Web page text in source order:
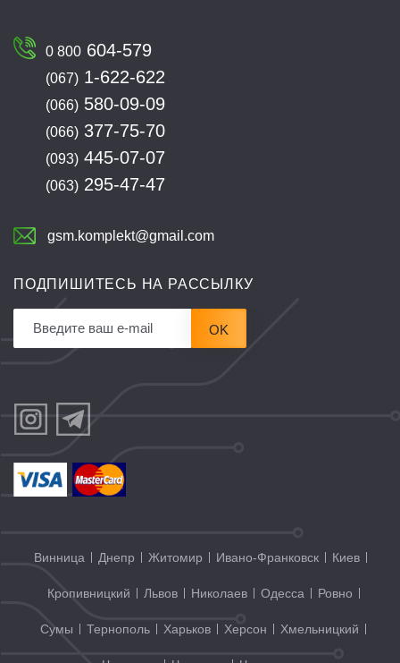
0 800 604-579
(067) 1-622-622
(066) 580-09-09
(066) 377-75-70
(093) 445-07-07
(063) 295-47-47
gsm.komplekt@gmail.com
ПОДПИШИТЕСЬ НА РАССЫЛКУ
OK
Винница Днепр Житомир Ивано-Франковск Киев
Кропивницкий Львов Николаев Одесса Ровно
Сумы Тернополь Харьков Херсон Хмельницкий